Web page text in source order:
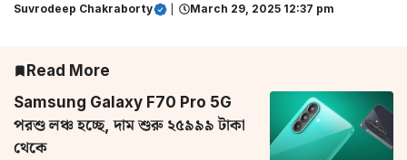
Suvrodeep Chakraborty March 29, 2025 12:37 pm
Read More
Samsung Galaxy F70 Pro 5G
পরশু লঞ্চ হচ্ছে, দাম শুরু ২৫৯৯৯ টাকা
থেকে